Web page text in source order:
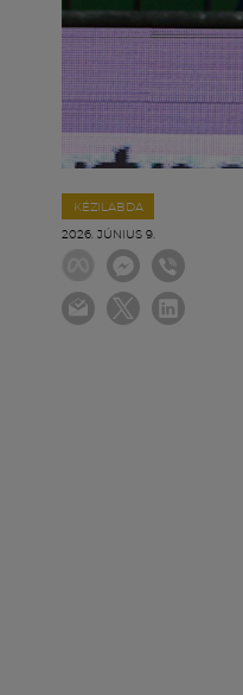
KÉZILABDA
2026. JÚNIUS 9.